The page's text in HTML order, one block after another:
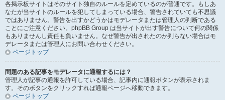
各掲示板サイトはそのサイト独自のルールを定めているのが普通です。もしあ
なたが当サイトのルールを犯してしまっている場合、警告されていても不思議
ではありません。警告を出すかどうかはモデレータまたは管理人の判断である
ことにご注意ください。phpBB Group は当サイトが出す警告について何の関係
もありませんし責任も負いません。なぜ警告が出されたのか判らない場合はモ
デレータまたは管理人にお問い合わせください。
ページトップ
問題のある記事をモデレータに通報するには？
管理人が記事の通報を許可している場合、記事内に通報ボタンが表示されま
す。そのボタンをクリックすれば通報ページへ移動できます。
ページトップ